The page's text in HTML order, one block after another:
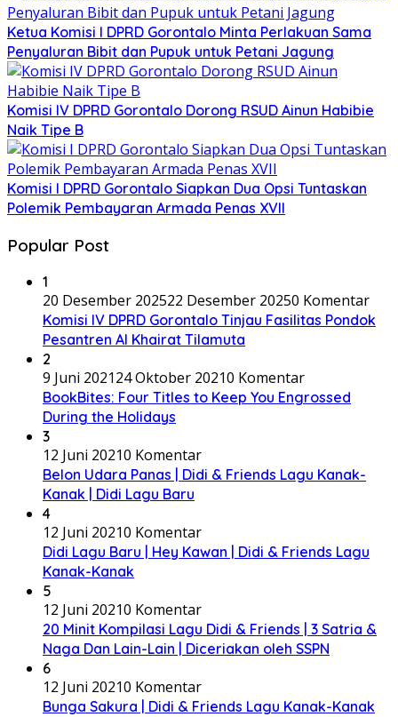
Ketua Komisi I DPRD Gorontalo Minta Perlakuan Sama
Penyaluran Bibit dan Pupuk untuk Petani Jagung
Komisi IV DPRD Gorontalo Dorong RSUD Ainun Habibie
Naik Tipe B
Komisi I DPRD Gorontalo Siapkan Dua Opsi Tuntaskan
Polemik Pembayaran Armada Penas XVII
Popular Post
1
20 Desember 202522 Desember 20250 Komentar
Komisi IV DPRD Gorontalo Tinjau Fasilitas Pondok
Pesantren Al Khairat Tilamuta
2
9 Juni 202124 Oktober 20210 Komentar
BookBites: Four Titles to Keep You Engrossed
During the Holidays
3
12 Juni 20210 Komentar
Belon Udara Panas | Didi & Friends Lagu Kanak-
Kanak | Didi Lagu Baru
4
12 Juni 20210 Komentar
Didi Lagu Baru | Hey Kawan | Didi & Friends Lagu
Kanak-Kanak
5
12 Juni 20210 Komentar
20 Minit Kompilasi Lagu Didi & Friends | 3 Satria &
Naga Dan Lain-Lain | Diceriakan oleh SSPN
6
12 Juni 20210 Komentar
Bunga Sakura | Didi & Friends Lagu Kanak-Kanak